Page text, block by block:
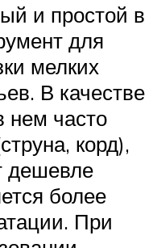
и простой в
для
мелких
В качестве
нем часто
корд),
дешевле
более
При